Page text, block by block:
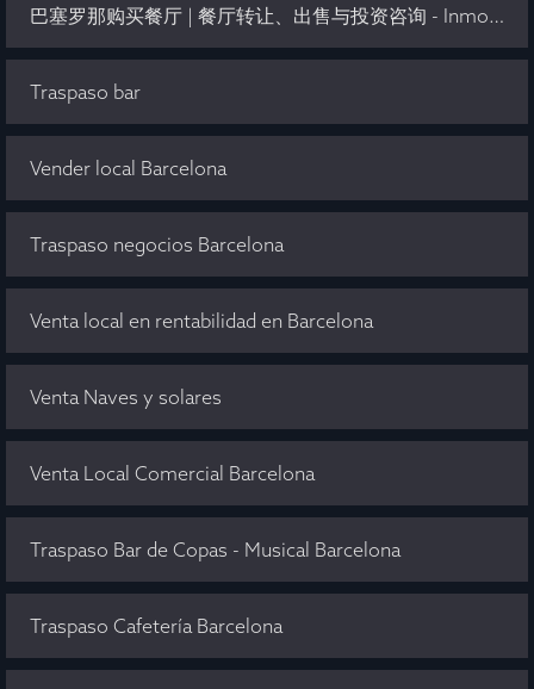
巴塞罗那购买餐厅 | 餐厅转让、出售与投资咨询 - Inmo Olaya
Traspaso bar
Vender local Barcelona
Traspaso negocios Barcelona
Venta local en rentabilidad en Barcelona
Venta Naves y solares
Venta Local Comercial Barcelona
Traspaso Bar de Copas - Musical Barcelona
Traspaso Cafetería Barcelona